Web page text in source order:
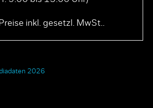
inkl. gesetzl. MwSt..
2026